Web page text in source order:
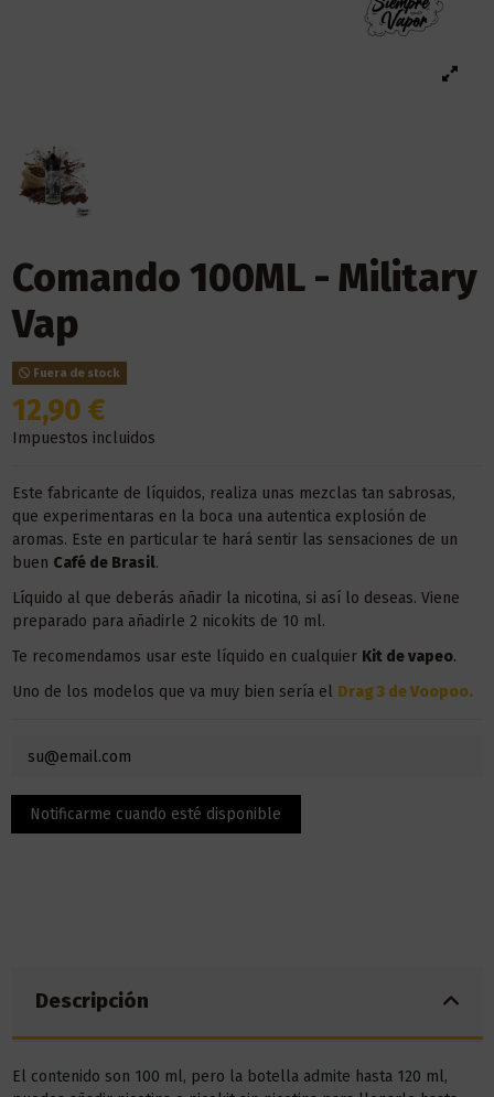
Comando 100ML - Military
Vap
Fuera de stock
12,90 €
Impuestos incluidos
Este fabricante de líquidos, realiza unas mezclas tan sabrosas,
que experimentaras en la boca una autentica explosión de
aromas. Este en particular te hará sentir las sensaciones de un
buen Café de Brasil.
Líquido al que deberás añadir la nicotina, si así lo deseas. Viene
preparado para añadirle 2 nicokits de 10 ml.
Te recomendamos usar este líquido en cualquier Kit de vapeo.
Uno de los modelos que va muy bien sería el Drag 3 de Voopoo.
Descripción
El contenido son 100 ml, pero la botella admite hasta 120 ml,